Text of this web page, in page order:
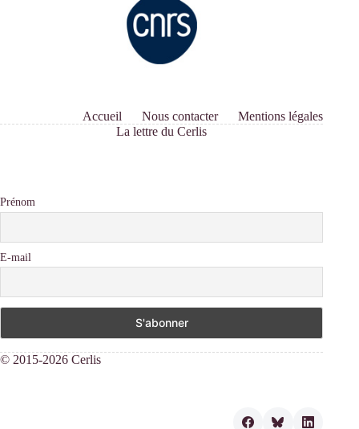
Accueil Nous contacter
Mentions légales
La lettre du Cerlis
Prénom
E-mail
© 2015-2026 Cerlis